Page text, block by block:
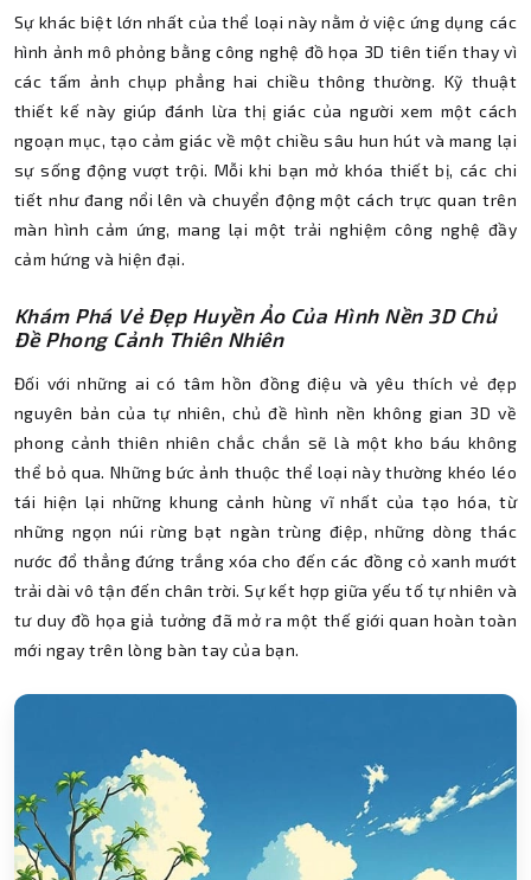
Sự khác biệt lớn nhất của thể loại này nằm ở việc ứng dụng các
hình ảnh mô phỏng bằng công nghệ đồ họa 3D tiên tiến thay vì
các tấm ảnh chụp phẳng hai chiều thông thường. Kỹ thuật
thiết kế này giúp đánh lừa thị giác của người xem một cách
ngoạn mục, tạo cảm giác về một chiều sâu hun hút và mang lại
sự sống động vượt trội. Mỗi khi bạn mở khóa thiết bị, các chi
tiết như đang nổi lên và chuyển động một cách trực quan trên
màn hình cảm ứng, mang lại một trải nghiệm công nghệ đầy
cảm hứng và hiện đại.
Khám Phá Vẻ Đẹp Huyền Ảo Của Hình Nền 3D Chủ
Đề Phong Cảnh Thiên Nhiên
Đối với những ai có tâm hồn đồng điệu và yêu thích vẻ đẹp
nguyên bản của tự nhiên, chủ đề hình nền không gian 3D về
phong cảnh thiên nhiên chắc chắn sẽ là một kho báu không
thể bỏ qua. Những bức ảnh thuộc thể loại này thường khéo léo
tái hiện lại những khung cảnh hùng vĩ nhất của tạo hóa, từ
những ngọn núi rừng bạt ngàn trùng điệp, những dòng thác
nước đổ thẳng đứng trắng xóa cho đến các đồng cỏ xanh mướt
trải dài vô tận đến chân trời. Sự kết hợp giữa yếu tố tự nhiên và
tư duy đồ họa giả tưởng đã mở ra một thế giới quan hoàn toàn
mới ngay trên lòng bàn tay của bạn.